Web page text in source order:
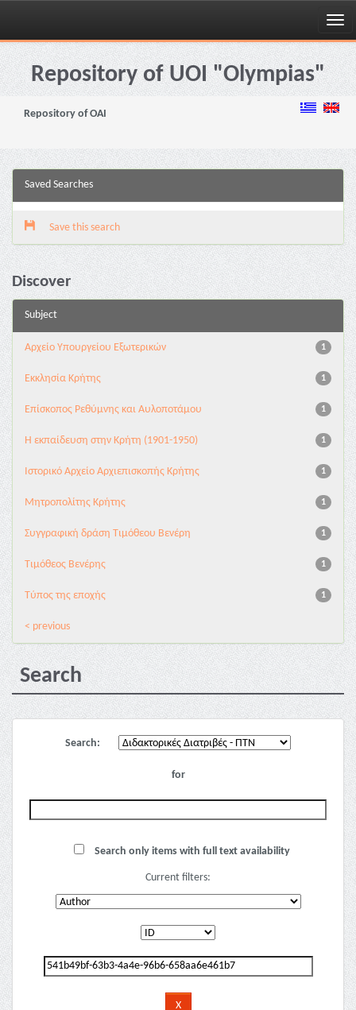
Skip
navigationRepository of UOI "Olympias"
Repository of OAI
Saved Searches
Save this search
Discover
Subject
1
Αρχείο Υπουργείου Εξωτερικών
1
Εκκλησία Κρήτης
1
Επίσκοπος Ρεθύμνης και Αυλοποτάμου
1
Η εκπαίδευση στην Κρήτη (1901-1950)
1
Ιστορικό Αρχείο Αρχιεπισκοπής Κρήτης
1
Μητροπολίτης Κρήτης
1
Συγγραφική δράση Τιμόθεου Βενέρη
1
Τιμόθεος Βενέρης
1
Τύπος της εποχής
< previous
Search
Search:
for
Search only items with full text availability
Current filters: